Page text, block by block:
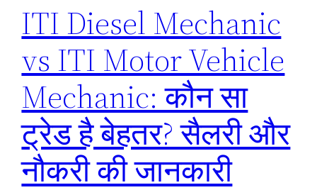
ITI Diesel Mechanic
vs ITI Motor Vehicle
Mechanic: कौन सा
ट्रेड है बेहतर? सैलरी और
नौकरी की जानकारी